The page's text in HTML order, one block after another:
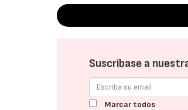
Suscríbase a
Marcar todos